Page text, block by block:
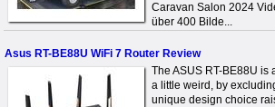
Caravan Salon 2024
über 400 Bilde...
Asus RT-BE88U WiFi 7 Router Review
The ASUS RT-BE88U is
a little weird, by
unique design choice